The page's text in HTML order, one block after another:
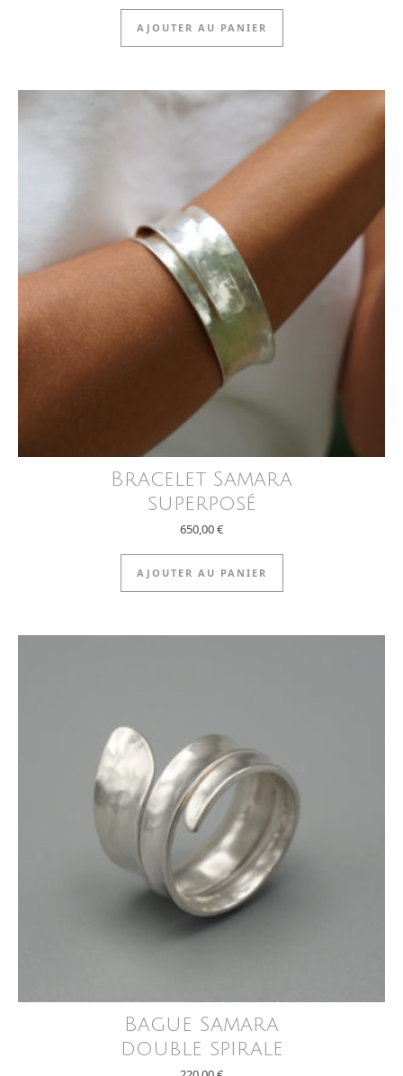
AJOUTER AU PANIER
Bracelet Samara
superposé
650,00€
AJOUTER AU PANIER
Bague Samara
double spirale